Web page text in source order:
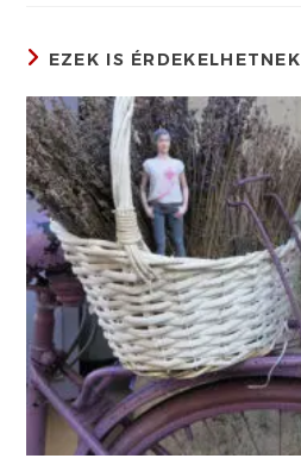
EZEK IS ÉRDEKELHETNEK